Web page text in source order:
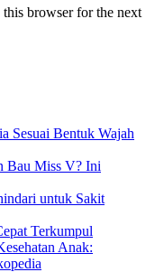
browser for the next
Sesuai Bentuk Wajah
Bau Miss V? Ini
untuk Sakit
Terkumpul
Anak: